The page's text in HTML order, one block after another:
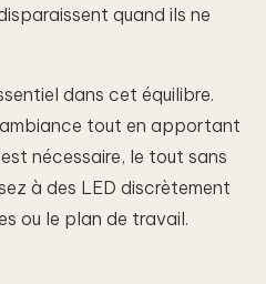
quand ils ne
dans cet équilibre.
tout en apportant
nécessaire, le tout sans
à des LED discrètement
ou le plan de travail.